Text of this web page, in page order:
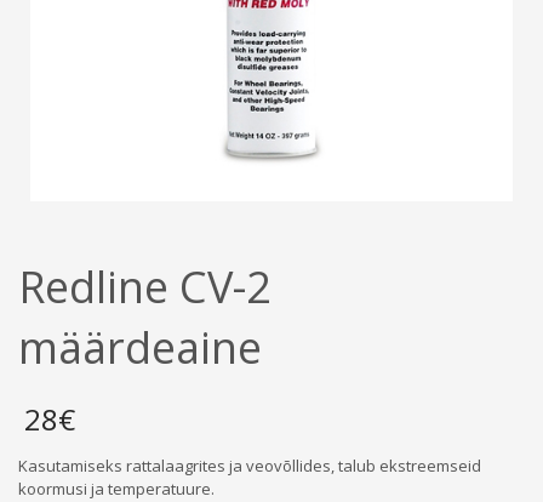
Redline CV-2
määrdeaine
28€
Kasutamiseks rattalaagrites ja veovõllides, talub ekstreemseid
koormusi ja temperatuure.